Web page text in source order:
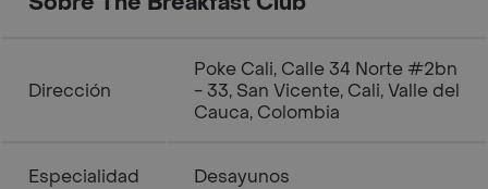
Dirección
Poke Cali, Calle 34 Norte #2bn
- 33, San Vicente, Cali, Valle del
Cauca, Colombia
Especialidad Desayunos